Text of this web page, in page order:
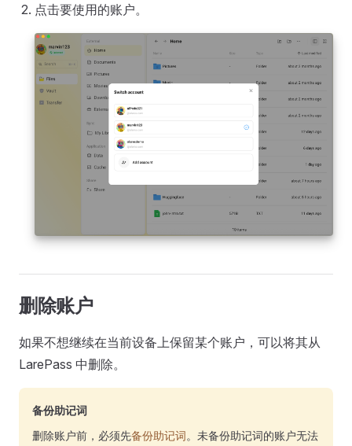
点击要使用的账户。
删除账户
如果不想继续在当前设备上保留某个账户，可以将其从
LarePass 中删除。
备份助记词
删除账户前，必须先备份助记词。未备份助记词的账户无法